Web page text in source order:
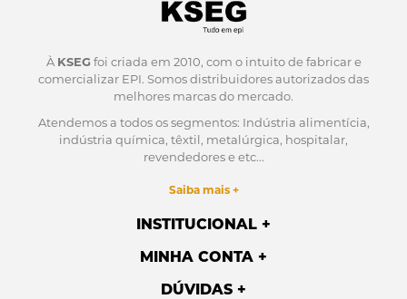
À KSEG foi criada em 2010, com o intuito de fabricar e
comercializar EPI. Somos distribuidores autorizados das
melhores marcas do mercado.
Atendemos a todos os segmentos: Indústria alimentícia,
indústria química, têxtil, metalúrgica, hospitalar,
revendedores e etc...
Saiba mais +
INSTITUCIONAL
MINHA CONTA
DÚVIDAS